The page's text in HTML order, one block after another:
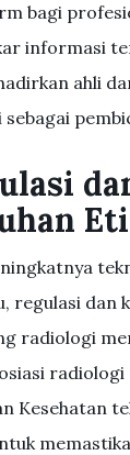
bagi
informasi
ahli
sebagai
regulasi dan
radiologi
radiologi
Kesehatan